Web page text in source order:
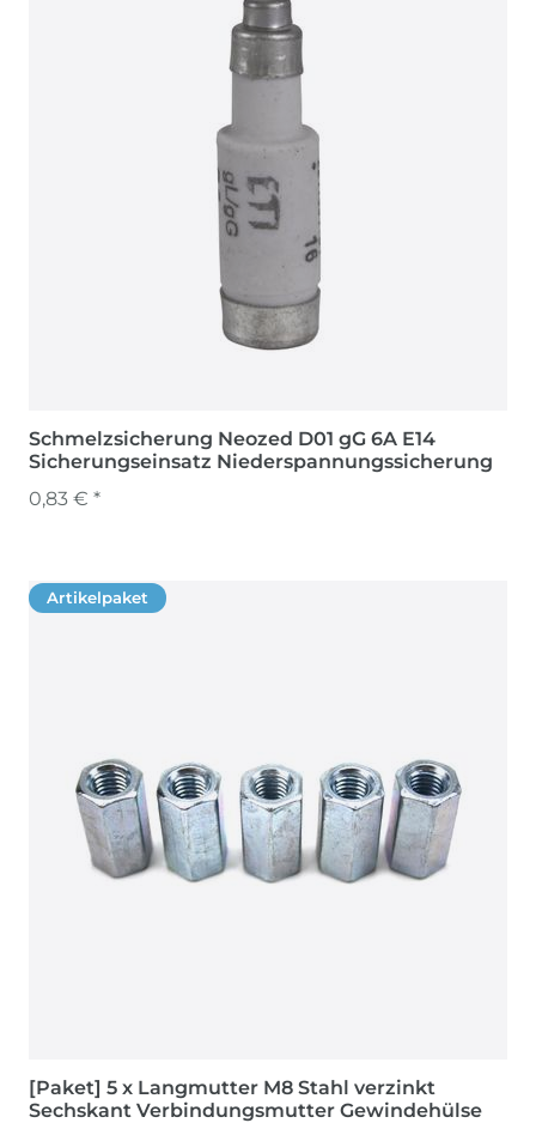
Schmelzsicherung Neozed D01 gG 6A E14
Sicherungseinsatz Niederspannungssicherung
0,83 € *
Artikelpaket
[Paket] 5 x Langmutter M8 Stahl verzinkt
Sechskant Verbindungsmutter Gewindehülse